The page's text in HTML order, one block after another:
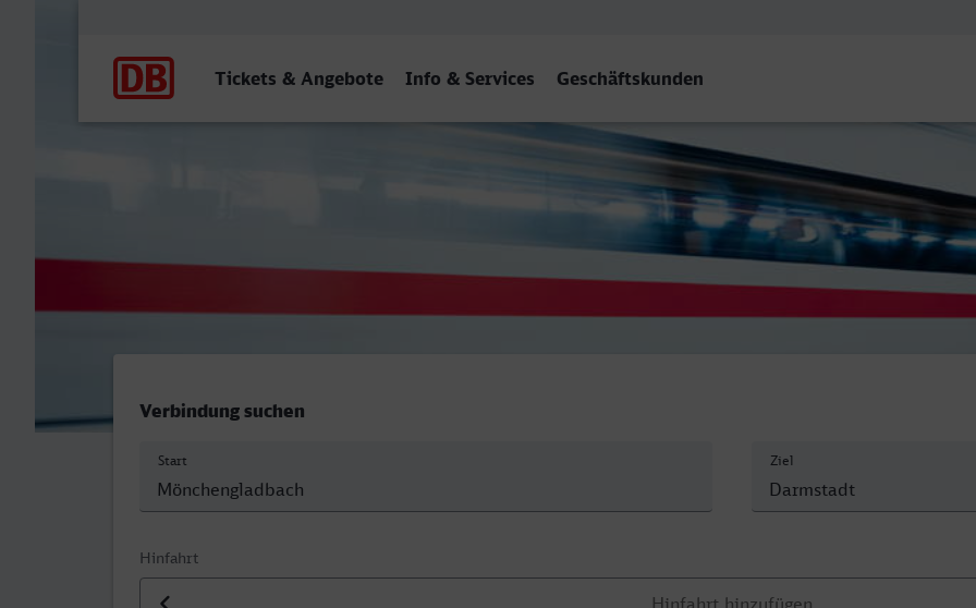
Tickets & Angebote Info & Services Geschäftskunden
Mönchengladbach Hbf - Darmstadt Hbf
Verbindung suchen
Start Ziel
Hinfahrt
Datum der Hinfahrt